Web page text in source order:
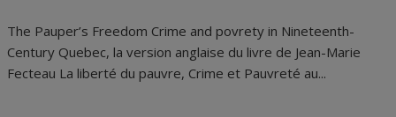
The Pauper’s Freedom Crime and povrety in Nineteenth-
Century Quebec, la version anglaise du livre de Jean-Marie
Fecteau La liberté du pauvre, Crime et Pauvreté au...